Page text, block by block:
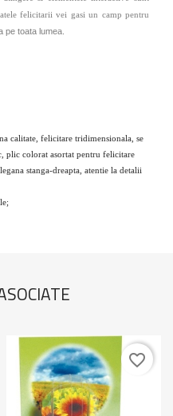
felicitarii vei gasi un camp pentru
pe toata lumea.
calitate, felicitare tridimensionala, se
plic colorat asortat pentru felicitare
stanga-dreapta, atentie la detalii
favorite_border